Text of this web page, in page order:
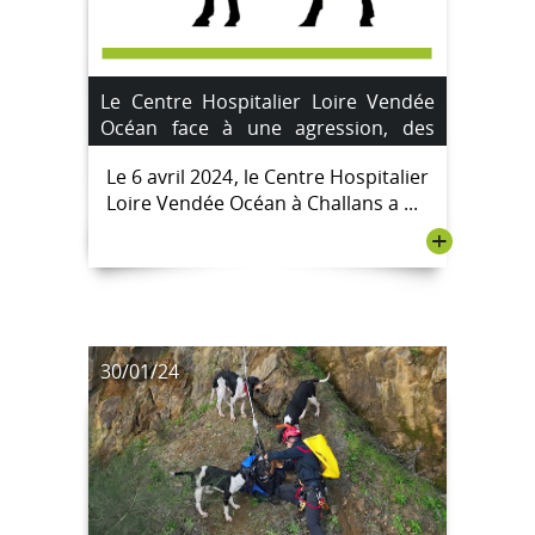
Le Centre Hospitalier Loire Vendée
Océan face à une agression, des
mesures de sécurité renforcées
Le 6 avril 2024, le Centre Hospitalier
Loire Vendée Océan à Challans a ...
+
30/01/24